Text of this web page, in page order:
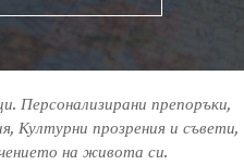
Персонализирани препоръки,
Културни прозрения и съвети,
на живота си.